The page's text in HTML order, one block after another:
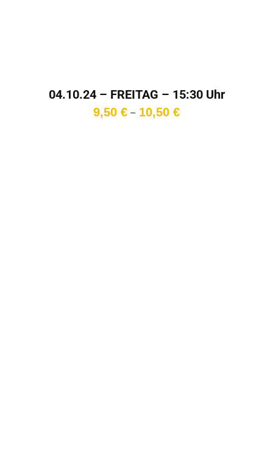
04.10.24 – FREITAG – 15:30 Uhr
9,50 € – 10,50 €Preisspanne: